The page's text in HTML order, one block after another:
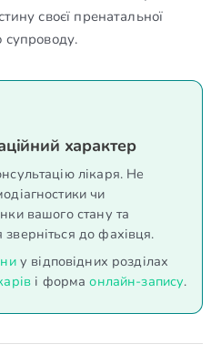
своєї пренатальної
супроводу.
характер
лікаря. Не
чи
вашого стану та
до фахівця.
у відповідних розділах
і формаонлайн-запису.